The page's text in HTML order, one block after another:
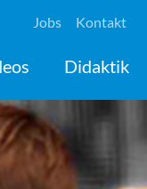
Jobs Kontakt
Didaktik